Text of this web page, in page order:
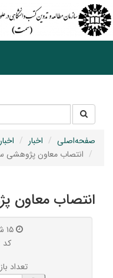
جستجو
در
سایت
صفحه‌اصلی اخبار
اخبار
انتصاب معاون پژوهشی
انتصاب معاون
کد :
تعداد